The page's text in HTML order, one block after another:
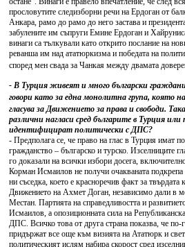
прословутите следизборни речи на Ердоган от
Анкара, рамо до рамо до него застава и
забулените им съпруги Емине Ердоган и
винаги са тълкували като открито послание на
реванша им над ататюркизма и победата на
според мен свада за Чанкая между двамата
- В Турция живеят и много български
говори като за една монолитна група, която
гласува за Движението за права и свободи.
различни нагласи сред българите в Турция
идентифицират политически с ДПС?
- Предполага се, че право на глас в Турция имат
гражданство – българско и турско. Изселниците
го доказали на всички избори досега,
Корман Исмаилов не получи очакваната
ни съседка, което е красноречив факт за твърдата
Движението на Ахмет Доган, независимо дали в
Местан. Партията на справедливостта и
Исмаилов, а опозиционната сила на
ДПС. Всичко това от друга страна показва, че по-
придържат все още към визията на Ататюрк и
политическият ислям набира скорост сред